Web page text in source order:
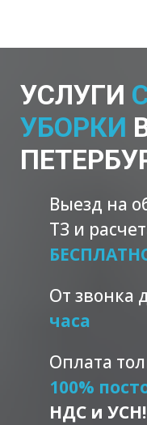
УСЛУГИ
УБОРКИ
Выезд на
ТЗ и
От звонка
часа
Оплата
100%
НДС и УСН!